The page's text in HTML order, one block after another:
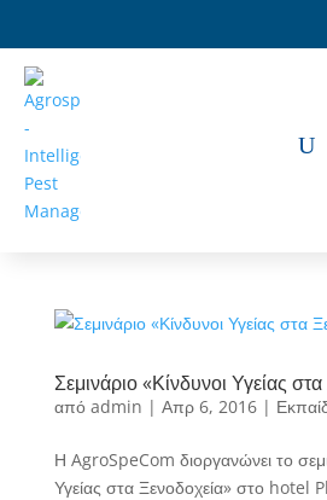
Σεμινάριο «Κίνδυνοι Υγείας
από admin | Απρ 6, 2016|
Η AgroSpeCom διοργανώνει το
Υγείας στα Ξενοδοχεία» στο hotel